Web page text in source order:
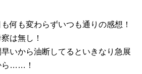
何も変わらずいつも通りの感想！
は無し！
いから油断してるといきなり急展
ら……！